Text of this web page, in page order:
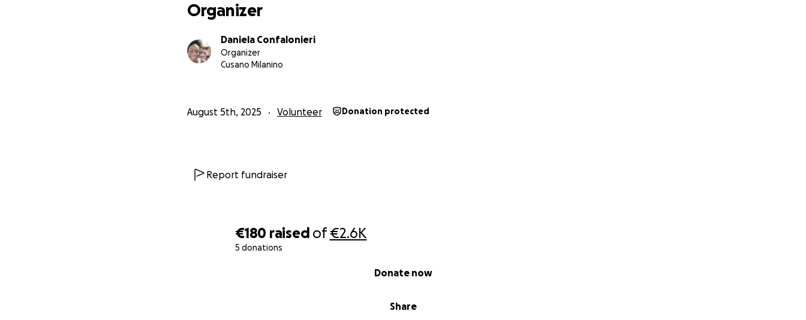
€180 raised of€2.6K
5 donations
Share
Donate now
Organizer
Daniela Confalonieri
Organizer
Cusano Milanino
August 5th, 2025 Volunteer Donation protected
Report fundraiser